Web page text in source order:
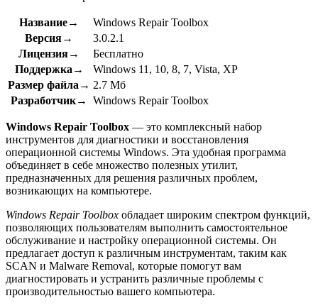
Название→
Windows Repair Toolbox
Версия→
3.0.2.1
Лицензия→
Бесплатно
Поддержка→
Windows 11, 10, 8, 7, Vista, XP
Размер файла→ 2.7 Мб
Разработчик→
Windows Repair Toolbox
Windows Repair Toolbox — это комплексный набор
инструментов для диагностики и восстановления
операционной системы Windows. Эта удобная программа
объединяет в себе множество полезных утилит,
предназначенных для решения различных проблем,
возникающих на компьютере.
Windows Repair Toolbox обладает широким спектром функций,
позволяющих пользователям выполнить самостоятельное
обслуживание и настройку операционной системы. Он
предлагает доступ к различным инструментам, таким как
SCAN и Malware Removal, которые помогут вам
диагностировать и устранить различные проблемы с
производительностью вашего компьютера.